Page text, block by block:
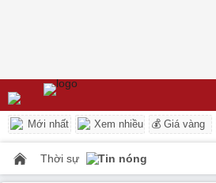
Mới nhất Xem nhiều 💰 Giá vàng
Thời sự Tin nóng